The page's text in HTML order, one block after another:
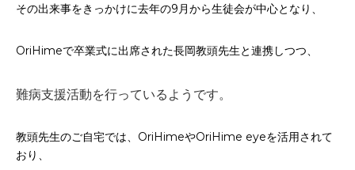
その出来事をきっかけに去年の9月から生徒会が中心となり、
OriHimeで卒業式に出席された長岡教頭先生と連携しつつ、
難病支援活動を行っているようです。
教頭先生のご自宅では、OriHimeやOriHime eyeを活用されて
おり、